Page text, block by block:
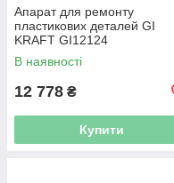
Апарат для ремонту
пластикових деталей GI
KRAFT GI12124
В наявності
12 778 ₴
Купити